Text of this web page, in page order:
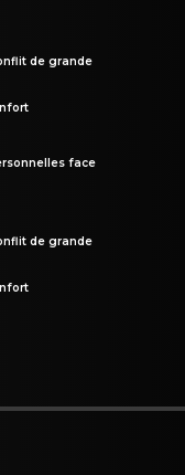
de grande
face
de grande